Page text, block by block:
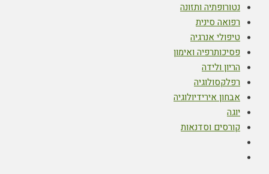
נטורופתיה ותזונה
רפואה סינית
טיפולי אנרגיה
פסיכותרפיה ואימון
הריון ולידה
רפלקסולוגיה
אבחון אירידיולוגיה
יוגה
קורסים וסדנאות